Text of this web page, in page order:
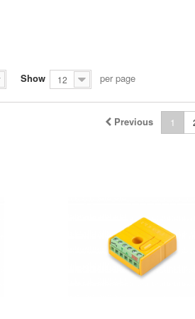
Show 12 per page
Previous 1